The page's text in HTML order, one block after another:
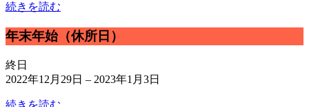
所
続きを読む
年
末
年
始
年末年始（休所日）
終日
2022年12月29日 – 2023年1月3日
続きを読む